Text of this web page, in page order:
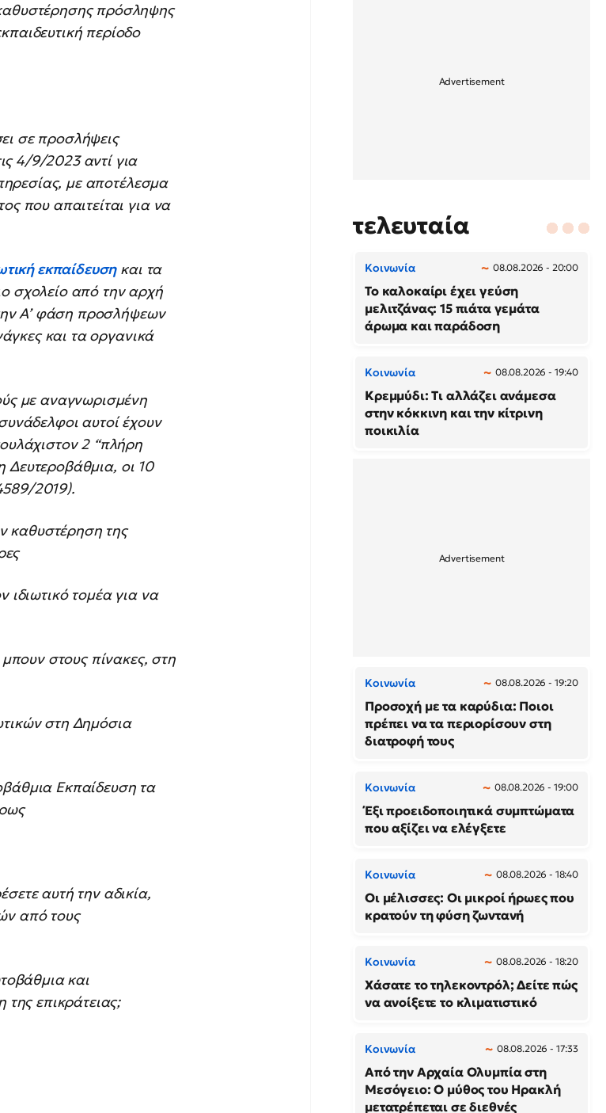
πρόσληψης
περίοδο
σε προσλήψεις
4/9/2023 αντί για
με αποτέλεσμα
που απαιτείται για να
εκπαίδευσηκαι τα
σχολείο από την αρχή
Α’ φάση προσλήψεων
και τα οργανικά
με αναγνωρισμένη
αυτοί έχουν
2 “πλήρη
Δευτεροβάθμια, οι 10
2019).
καθυστέρηση της
ιδιωτικό τομέα για να
στους πίνακες, στη
στη Δημόσια
Εκπαίδευση τα
αυτή την αδικία,
από τους
και
επικράτειας;
τελευταία
Κοινωνία 08.08.2026 - 20:00
Το καλοκαίρι έχει γεύση
μελιτζάνας: 15 πιάτα γεμάτα
άρωμα και παράδοση
Κοινωνία 08.08.2026 - 19:40
Κρεμμύδι: Τι αλλάζει ανάμεσα
στην κόκκινη και την κίτρινη
ποικιλία
Κοινωνία 08.08.2026 - 19:20
Προσοχή με τα καρύδια: Ποιοι
πρέπει να τα περιορίσουν στη
διατροφή τους
Κοινωνία 08.08.2026 - 19:00
Έξι προειδοποιητικά συμπτώματα
που αξίζει να ελέγξετε
Κοινωνία 08.08.2026 - 18:40
Οι μέλισσες: Οι μικροί ήρωες που
κρατούν τη φύση ζωντανή
Κοινωνία 08.08.2026 - 18:20
Χάσατε το τηλεκοντρόλ; Δείτε πώς
να ανοίξετε το κλιματιστικό
Κοινωνία 08.08.2026 - 17:33
Από την Αρχαία Ολυμπία στη
Μεσόγειο: Ο μύθος του Ηρακλή
μετατρέπεται σε διεθνές